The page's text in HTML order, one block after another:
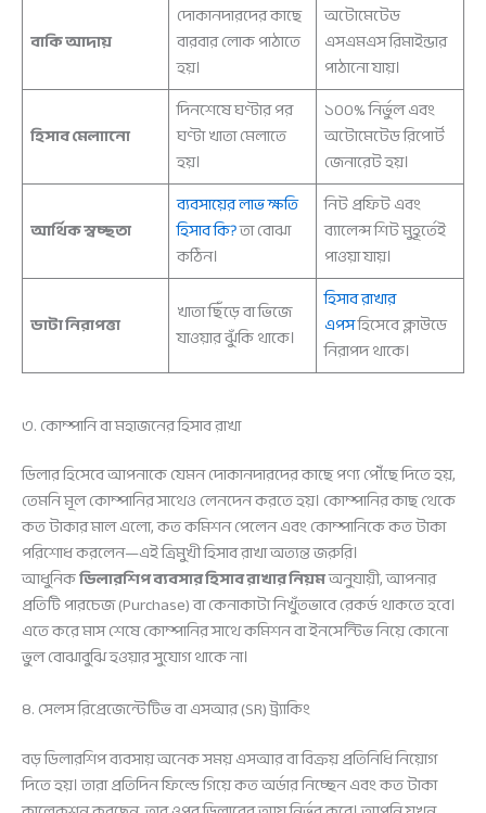
বাকি আদায়
দোকানদারদের কাছে
বারবার লোক পাঠাতে
হয়।
অটোমেটেড
এসএমএস রিমাইন্ডার
পাঠানো যায়।
হিসাব মেলাানো
দিনশেষে ঘণ্টার পর
ঘণ্টা খাতা মেলাতে
হয়।
১০০% নির্ভুল এবং
অটোমেটেড রিপোর্ট
জেনারেট হয়।
আর্থিক স্বচ্ছতা
ব্যবসায়ের লাভ ক্ষতি
হিসাব কি?তা বোঝা
কঠিন।
নিট প্রফিট এবং
ব্যালেন্স শিট মুহূর্তেই
পাওয়া যায়।
ডাটা নিরাপত্তা
খাতা ছিঁড়ে বা ভিজে
যাওয়ার ঝুঁকি থাকে।
হিসাব রাখার
এপসহিসেবে ক্লাউডে
নিরাপদ থাকে।
৩. কোম্পানি বা মহাজনের হিসাব রাখা
ডিলার হিসেবে আপনাকে যেমন দোকানদারদের কাছে পণ্য পৌঁছে দিতে হয়,
তেমনি মূল কোম্পানির সাথেও লেনদেন করতে হয়। কোম্পানির কাছ থেকে
কত টাকার মাল এলো, কত কমিশন পেলেন এবং কোম্পানিকে কত টাকা
পরিশোধ করলেন—এই ত্রিমুখী হিসাব রাখা অত্যন্ত জরুরি।
আধুনিকডিলারশিপ ব্যবসার হিসাব রাখার নিয়মঅনুযায়ী, আপনার
প্রতিটি পারচেজ (Purchase) বা কেনাকাটা নিখুঁতভাবে রেকর্ড থাকতে হবে।
এতে করে মাস শেষে কোম্পানির সাথে কমিশন বা ইনসেন্টিভ নিয়ে কোনো
ভুল বোঝাবুঝি হওয়ার সুযোগ থাকে না।
৪. সেলস রিপ্রেজেন্টেটিভ বা এসআর (SR) ট্র্যাকিং
বড় ডিলারশিপ ব্যবসায় অনেক সময় এসআর বা বিক্রয় প্রতিনিধি নিয়োগ
দিতে হয়। তারা প্রতিদিন ফিল্ডে গিয়ে কত অর্ডার নিচ্ছেন এবং কত টাকা